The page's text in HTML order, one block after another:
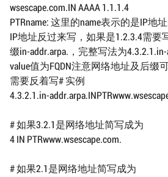
wsescape.com.IN AAAA 1.1.1.4
PTRname: 这里的name表示的是IP地
IP地址反过来写，如果是1.2.3.4需要
缀in-addr.arpa.，完整写法为4.3.2.1.in-
value值为FQDN注意网络地址及后缀
需要反着写# 实例
4.3.2.1.in-
# 如果3.2.1是网络地址简写成为
4 IN PTRwww.wsescape.com.
# 如果2.1是网络地址简写成为